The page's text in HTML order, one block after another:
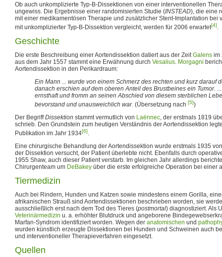
Ob auch unkomplizierte Typ-B-Dissektionen von einer interventionellen
ungewiss. Die Ergebnisse einer randomisierten Studie (INSTEAD), die eine
mit einer medikamentösen Therapie und zusätzlicher Stent-Implantation bei
mit unkomplizierter Typ-B-Dissektion vergleicht, werden für 2006 erwartet[4].
Geschichte
Die erste Beschreibung einer Aortendissektion datiert aus der ZeitGalens im
aus dem Jahr 1557 stammt eine Erwähnung durch Vesalius. Morgagni
Aortendissektion in den Perikardraum:
Ein Mann ... wurde von einem Schmerz des rechten und kurz darauf
danach erschien auf dem oberen Anteil des Brustbeines ein Tumor.
ernsthaft und fromm an seinen Abschied von diesem sterblichen
bevorstand und unausweichlich war. (Übersetzung nach [5])
Der BegriffDissektion stammt vermutlich von Laënnec, der erstmals 1819
schrieb. Den Grundstein zum heutigen Verständnis der Aortendissektion
Publikation im Jahr 1934[6].
Eine chirurgische Behandlung der Aortendissektion wurde erstmals 1935
der Dissektion versucht, der Patient überlebte nicht. Ebenfalls durch
1955 Shaw, auch dieser Patient verstarb. Im gleichen Jahr allerdings
Chirurgenteam um DeBakey über die erste erfolgreiche Operation bei einer
Tiermedizin
Auch bei Rindern, Hunden und Katzen sowie mindestens einem Gorilla,
afrikanischen Strauß sind Aortendissektionen beschrieben worden, sie
ausschließlich erst nach dem Tod des Tieres (postmortal) diagnostiziert. Als
Veterinärmedizin u. a. erhöhter Blutdruck und angeborene
Marfan-Syndrom identifiziert worden. Wegen der anatomischen und
wurden künstlich erzeugte Dissektionen bei Hunden und Schweinen auch
und interventioneller Therapieverfahren eingesetzt.
Quellen